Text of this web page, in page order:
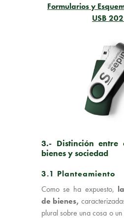
Formularios y
USB
3.- Distinción entre
bienes y sociedad
3.1 Planteamiento
Como se ha expuesto,
de bienes,
plural sobre una cosa o